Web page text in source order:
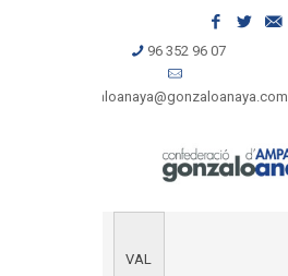
96 352 96 07
gonzaloanaya@gonzaloanaya.com
VAL